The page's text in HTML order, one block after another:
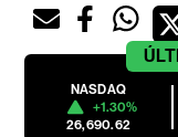
NASDAQ
+1.30%
26,690.62